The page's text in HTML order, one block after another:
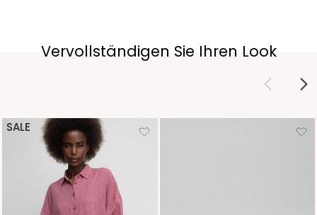
Vervollständigen Sie Ihren Look
SALE